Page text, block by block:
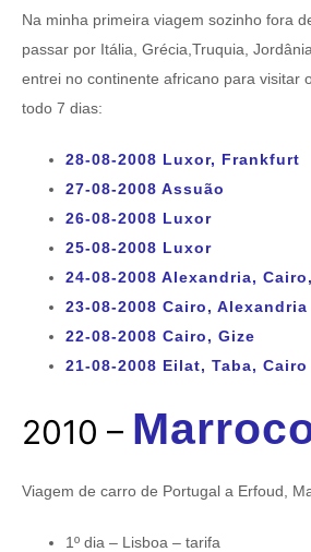
Na minha primeira viagem sozinho fora
passar por Itália, Grécia,Truquia,
entrei no continente africano para visitar
todo 7 dias:
28-08-2008 Luxor, Frankfurt
27-08-2008 Assuão
26-08-2008 Luxor
25-08-2008 Luxor
24-08-2008 Alexandria,
23-08-2008 Cairo, Alexandria
22-08-2008 Cairo, Gize
21-08-2008 Eilat, Taba, Cairo
2010 –
Viagem de carro de Portugal a Erfoud,
1º dia – Lisboa – tarifa